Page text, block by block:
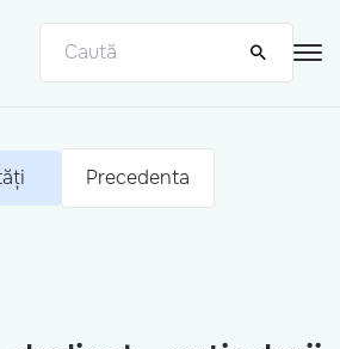
Precedenta